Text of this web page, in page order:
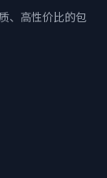
、高性价比的包